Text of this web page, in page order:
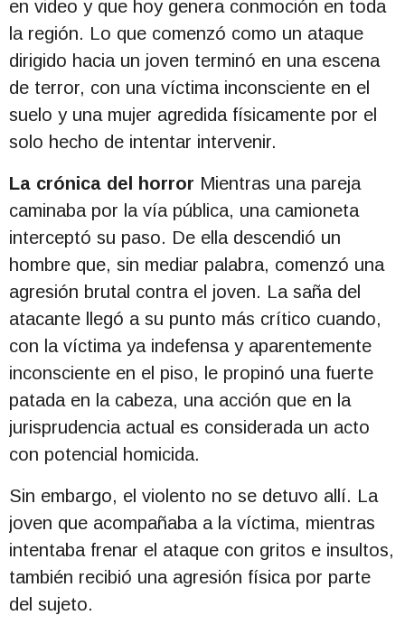
en video y que hoy genera conmoción en toda
la región. Lo que comenzó como un ataque
dirigido hacia un joven terminó en una escena
de terror, con una víctima inconsciente en el
suelo y una mujer agredida físicamente por el
solo hecho de intentar intervenir.
La crónica del horror Mientras una pareja
caminaba por la vía pública, una camioneta
interceptó su paso. De ella descendió un
hombre que, sin mediar palabra, comenzó una
agresión brutal contra el joven. La saña del
atacante llegó a su punto más crítico cuando,
con la víctima ya indefensa y aparentemente
inconsciente en el piso, le propinó una fuerte
patada en la cabeza, una acción que en la
jurisprudencia actual es considerada un acto
con potencial homicida.
Sin embargo, el violento no se detuvo allí. La
joven que acompañaba a la víctima, mientras
intentaba frenar el ataque con gritos e insultos,
también recibió una agresión física por parte
del sujeto.